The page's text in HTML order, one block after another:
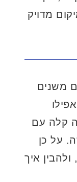
מדויק
משנים
קלה עם
על כן
איך